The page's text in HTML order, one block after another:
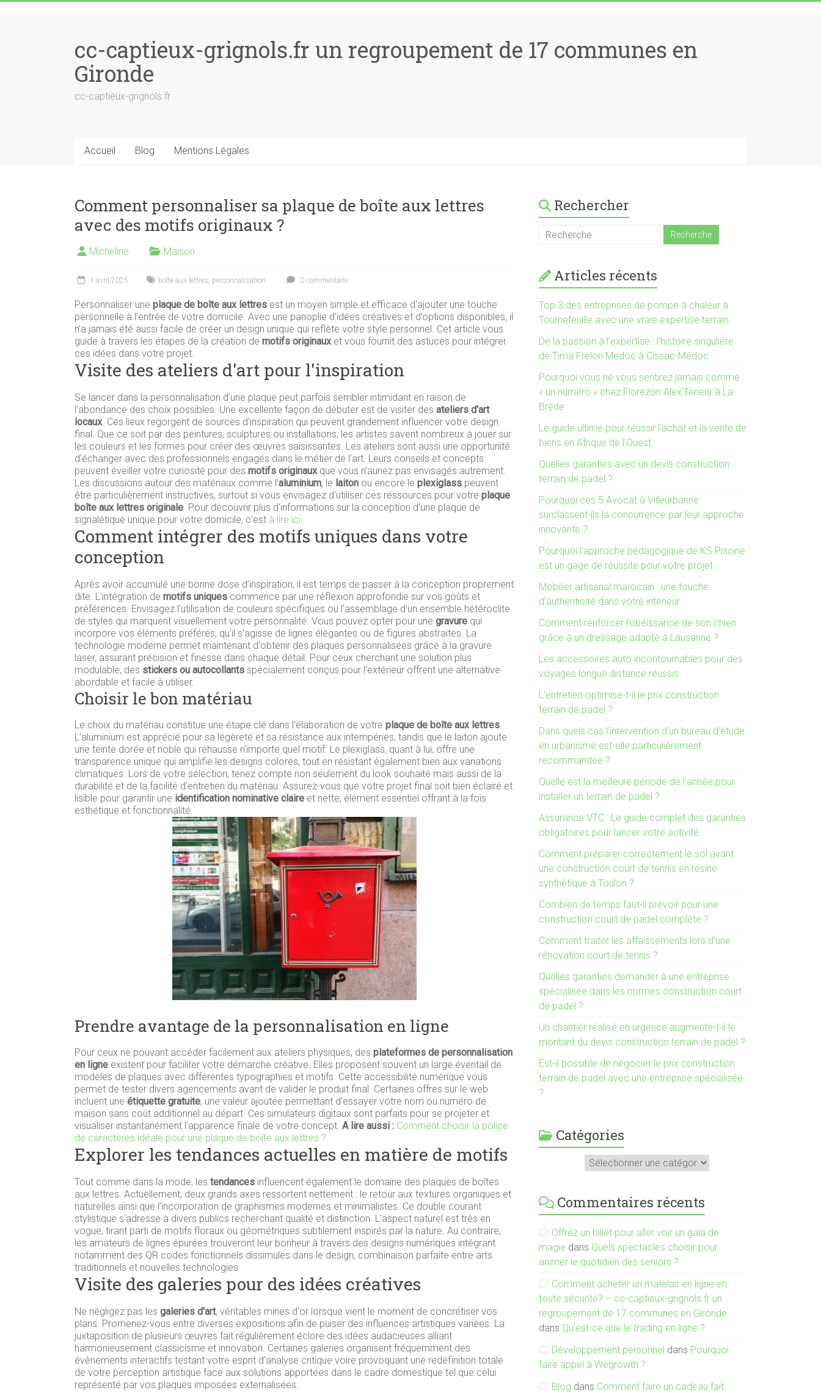
cc-captieux-grignols.fr un regroupement de 17 communes en
Gironde
cc-captieux-grignols.fr
Accueil Blog Mentions Légales
Comment personnaliser sa plaque de boîte aux lettres
avec des motifs originaux ?
Micheline Maison
1 avril 2025 boîte aux lettres, personnalisation 0 commentaire
Personnaliser une plaque de boîte aux lettres est un moyen simple et efficace d'ajouter une touche
personnelle à l'entrée de votre domicile. Avec une panoplie d’idées créatives et d’options disponibles, il
n’a jamais été aussi facile de créer un design unique qui reflète votre style personnel. Cet article vous
guide à travers les étapes de la création de motifs originauxet vous fournit des astuces pour intégrer
ces idées dans votre projet.
Visite des ateliers d'art pour l'inspiration
Se lancer dans la personnalisation d’une plaque peut parfois sembler intimidant en raison de
l'abondance des choix possibles. Une excellente façon de débuter est de visiter des ateliers d'art
locaux. Ces lieux regorgent de sources d'inspiration qui peuvent grandement influencer votre design
final. Que ce soit par des peintures, sculptures ou installations, les artistes savent nombreux à jouer sur
les couleurs et les formes pour créer des œuvres saisissantes. Les ateliers sont aussi une opportunité
d'échanger avec des professionnels engagés dans le métier de l’art. Leurs conseils et concepts
peuvent éveiller votre curiosité pour des motifs originauxque vous n’auriez pas envisagés autrement.
Les discussions autour des matériaux comme l’aluminium, le laiton ou encore le plexiglass peuvent
être particulièrement instructives, surtout si vous envisagez d'utiliser ces ressources pour votre plaque
boîte aux lettres originale. Pour découvrir plus d'informations sur la conception d'une plaque de
signalétique unique pour votre domicile, c'est à lire ici.
Comment intégrer des motifs uniques dans votre
conception
Après avoir accumulé une bonne dose d’inspiration, il est temps de passer à la conception proprement
dite. L'intégration de motifs uniques commence par une réflexion approfondie sur vos goûts et
préférences. Envisagez l'utilisation de couleurs spécifiques ou l'assemblage d'un ensemble hétéroclite
de styles qui marquent visuellement votre personnalité. Vous pouvez opter pour une gravure qui
incorpore vos éléments préférés, qu'il s'agisse de lignes élégantes ou de figures abstraites. La
technologie moderne permet maintenant d'obtenir des plaques personnalisées grâce à la gravure
laser, assurant précision et finesse dans chaque détail. Pour ceux cherchant une solution plus
modulable, des stickers ou autocollants spécialement conçus pour l'extérieur offrent une alternative
abordable et facile à utiliser.
Choisir le bon matériau
Le choix du matériau constitue une étape clé dans l'élaboration de votre plaque de boîte aux lettres.
L’aluminium est apprécié pour sa légèreté et sa résistance aux intempéries, tandis que le laiton ajoute
une teinte dorée et noble qui réhausse n'importe quel motif. Le plexiglass, quant à lui, offre une
transparence unique qui amplifie les designs colorés, tout en résistant également bien aux variations
climatiques. Lors de votre sélection, tenez compte non seulement du look souhaité mais aussi de la
durabilité et de la facilité d'entretien du matériau. Assurez-vous que votre projet final soit bien éclairé et
lisible pour garantir une identification nominative claire et nette, élément essentiel offrant à la fois
esthétique et fonctionnalité.
Prendre avantage de la personnalisation en ligne
Pour ceux ne pouvant accéder facilement aux ateliers physiques, des plateformes de personnalisation
en ligne existent pour faciliter votre démarche créative. Elles proposent souvent un large éventail de
modèles de plaques avec différentes typographies et motifs. Cette accessibilité numérique vous
permet de tester divers agencements avant de valider le produit final. Certaines offres sur le web
incluent une étiquette gratuite, une valeur ajoutée permettant d'essayer votre nom ou numéro de
maison sans coût additionnel au départ. Ces simulateurs digitaux sont parfaits pour se projeter et
visualiser instantanément l'apparence finale de votre concept. A lire aussi : Comment choisir la police
de caractères idéale pour une plaque de boîte aux lettres ?
Explorer les tendances actuelles en matière de motifs
Tout comme dans la mode, les tendances influencent également le domaine des plaques de boîtes
aux lettres. Actuellement, deux grands axes ressortent nettement : le retour aux textures organiques et
naturelles ainsi que l’incorporation de graphismes modernes et minimalistes. Ce double courant
stylistique s'adresse à divers publics recherchant qualité et distinction. L'aspect naturel est très en
vogue, tirant parti de motifs floraux ou géométriques subtilement inspirés par la nature. Au contraire,
les amateurs de lignes épurées trouveront leur bonheur à travers des designs numériques intégrant
notamment des QR codes fonctionnels dissimulés dans le design, combinaison parfaite entre arts
traditionnels et nouvelles technologies.
Visite des galeries pour des idées créatives
Ne négligez pas les galeries d'art, véritables mines d'or lorsque vient le moment de concrétiser vos
plans. Promenez-vous entre diverses expositions afin de puiser des influences artistiques variées. La
juxtaposition de plusieurs œuvres fait régulièrement éclore des idées audacieuses alliant
harmonieusement classicisme et innovation. Certaines galeries organisent fréquemment des
évènements interactifs testant votre esprit d’analyse critique voire provoquant une redéfinition totale
de votre perception artistique face aux solutions apportées dans le cadre domestique tel que celui
représenté par vos plaques imposées externalisées.
Rechercher
Articles récents
Top 3 des entreprises de pompe à chaleur à
Tournefeuille avec une vraie expertise terrain
De la passion à l’expertise : l’histoire singulière
de Tima Frelon Medoc à Cissac-Médoc
Pourquoi vous ne vous sentirez jamais comme
« un numéro » chez Florezon Alex’Terieur à La
Brède
Le guide ultime pour réussir l’achat et la vente de
biens en Afrique de l’Ouest
Quelles garanties avec un devis construction
terrain de padel ?
Pourquoi ces 5 Avocat à Villeurbanne
surclassent-ils la concurrence par leur approche
innovante ?
Pourquoi l’approche pédagogique de KS Piscine
est un gage de réussite pour votre projet
Mobilier artisanal marocain : une touche
d’authenticité dans votre intérieur
Comment renforcer l’obéissance de son chien
grâce à un dressage adapté à Lausanne ?
Les accessoires auto incontournables pour des
voyages longue distance réussis
L’entretien optimise-t-il le prix construction
terrain de padel ?
Dans quels cas l’intervention d’un bureau d’étude
en urbanisme est-elle particulièrement
recommandée ?
Quelle est la meilleure période de l’année pour
installer un terrain de padel ?
Assurance VTC : Le guide complet des garanties
obligatoires pour lancer votre activité.
Comment préparer correctement le sol avant
une construction court de tennis en résine
synthétique à Toulon ?
Combien de temps faut-il prévoir pour une
construction court de padel complète ?
Comment traiter les affaissements lors d’une
rénovation court de tennis ?
Quelles garanties demander à une entreprise
spécialisée dans les normes construction court
de padel ?
Un chantier réalisé en urgence augmente-t-il le
montant du devis construction terrain de padel ?
Est-il possible de négocier le prix construction
terrain de padel avec une entreprise spécialisée
?
Catégories
Commentaires récents
Offrez un billet pour aller voir un gala de
magie dans Quels spectacles choisir pour
animer le quotidien des seniors ?
Comment acheter un matelas en ligne en
toute sécurité? – cc-captieux-grignols.fr un
regroupement de 17 communes en Gironde
dans Qu’est-ce que le trading en ligne ?
Développement personnel dans Pourquoi
faire appel à Wegrowth ?
Blog dans Comment faire un cadeau fait